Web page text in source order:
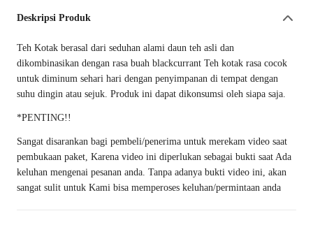
Deskripsi Produk
Teh Kotak berasal dari seduhan alami daun teh asli dan
dikombinasikan dengan rasa buah blackcurrant Teh kotak rasa cocok
untuk diminum sehari hari dengan penyimpanan di tempat dengan
suhu dingin atau sejuk. Produk ini dapat dikonsumsi oleh siapa saja.
*PENTING!!
Sangat disarankan bagi pembeli/penerima untuk merekam video saat
pembukaan paket, Karena video ini diperlukan sebagai bukti saat Ada
keluhan mengenai pesanan anda. Tanpa adanya bukti video ini, akan
sangat sulit untuk Kami bisa memperoses keluhan/permintaan anda